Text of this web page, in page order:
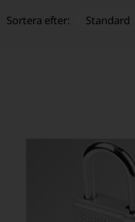
Sortera efter: Standard